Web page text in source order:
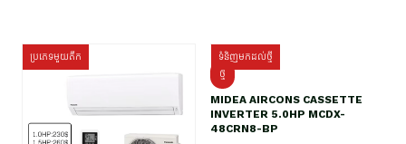
ប្រភេទមួយតឹក
ទំនិញមកដល់ថ្មី
ថ្មី
MIDEA AIRCONS CASSETTE
INVERTER 5.0HP MCDX-
48CRN8-BP